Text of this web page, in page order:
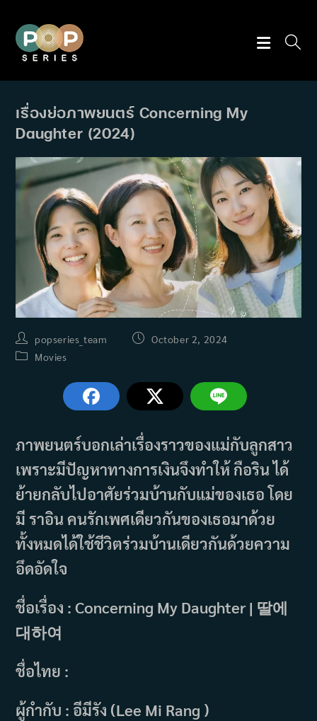
content
เรื่องย่อภาพยนตร์ Concerning My
Daughter (2024)
Post
author:
popseries_team
PostOctober 2, 2024
PostMovies
ภาพยนตร์บอกเล่าเรื่องราวของแม่กับลูกสาว
เพราะมีปัญหาทางการเงินจึงทำให้ กือริน ได้
ย้ายกลับไปอาศัยร่วมบ้านกับแม่ของเธอ โดย
มี ราอิน คนรักเพศเดียวกันของเธอมาด้วย
ทั้งหมดได้ใช้ชีวิตร่วมบ้านเดียวกันด้วยความ
อึดอัดใจ
ชื่อเรื่อง : Concerning My Daughter | 딸에
대하여
ชื่อไทย :
ผู้กำกับ : อีมีรัง (Lee Mi Rang )